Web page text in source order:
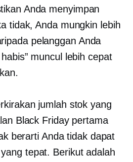
Anda menyimpan
tidak, Anda mungkin lebih
pelanggan Anda
muncul lebih cepat
jumlah stok yang
Black Friday pertama
berarti Anda tidak dapat
tepat. Berikut adalah